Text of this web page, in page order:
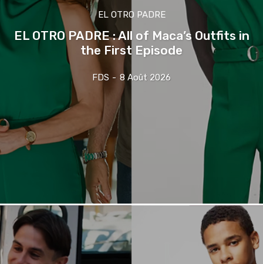
EL OTRO PADRE
EL OTRO PADRE : All of Maca’s Outfits in
the First Episode
FDS - 8 Août 2026